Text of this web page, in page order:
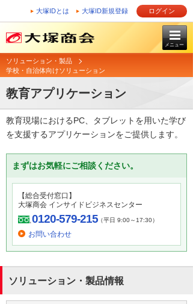
大塚IDとは 大塚ID新規登録 ログイン
メニュー
ソリューション・製品
学校・自治体向けソリューション
教育アプリケーション
教育現場におけるPC、タブレットを用いた学び
を支援するアプリケーションをご提供します。
まずはお気軽にご相談ください。
【総合受付窓口】
大塚商会 インサイドビジネスセンター
0120-579-215（平日 9:00～17:30）
お問い合わせ
ソリューション・製品情報